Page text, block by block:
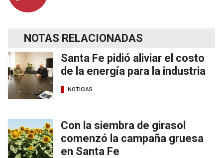
NOTAS RELACIONADAS
Santa Fe pidió aliviar el costo
de la energía para la industria
NOTICIAS
Con la siembra de girasol
comenzó la campaña gruesa
en Santa Fe